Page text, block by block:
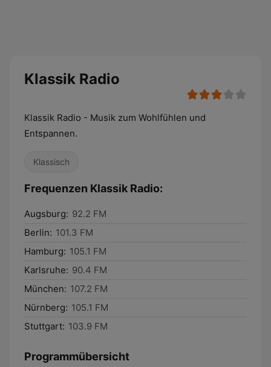
Klassik Radio
Klassik Radio - Musik zum Wohlfühlen und
Entspannen.
Klassisch
Frequenzen Klassik Radio:
Augsburg: 92.2 FM
Berlin: 101.3 FM
Hamburg: 105.1 FM
Karlsruhe: 90.4 FM
München: 107.2 FM
Nürnberg: 105.1 FM
Stuttgart: 103.9 FM
Programmübersicht